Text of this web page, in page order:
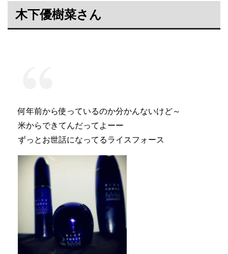
木下優樹菜さん
何年前から使っているのか分かんないけど～
米からできてんだってよーー
ずっとお世話になってるライスフォース